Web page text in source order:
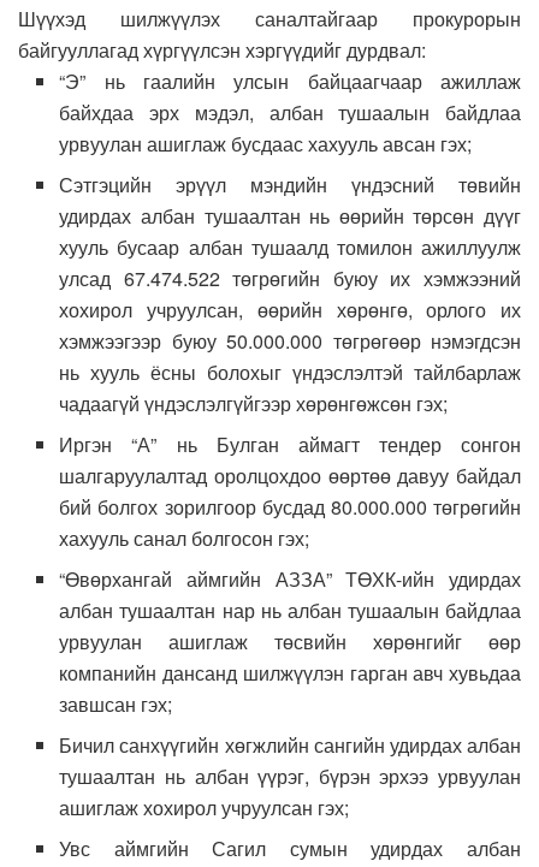
Шүүхэд шилжүүлэх саналтайгаар прокурорын
байгууллагад хүргүүлсэн хэргүүдийг дурдвал:
“Э” нь гаалийн улсын байцаагчаар ажиллаж
байхдаа эрх мэдэл, албан тушаалын байдлаа
урвуулан ашиглаж бусдаас хахууль авсан гэх;
Сэтгэцийн эрүүл мэндийн үндэсний төвийн
удирдах албан тушаалтан нь өөрийн төрсөн дүүг
хууль бусаар албан тушаалд томилон ажиллуулж
улсад 67.474.522 төгрөгийн буюу их хэмжээний
хохирол учруулсан, өөрийн хөрөнгө, орлого их
хэмжээгээр буюу 50.000.000 төгрөгөөр нэмэгдсэн
нь хууль ёсны болохыг үндэслэлтэй тайлбарлаж
чадаагүй үндэслэлгүйгээр хөрөнгөжсөн гэх;
Иргэн “А” нь Булган аймагт тендер сонгон
шалгаруулалтад оролцохдоо өөртөө давуу байдал
бий болгох зорилгоор бусдад 80.000.000 төгрөгийн
хахууль санал болгосон гэх;
“Өвөрхангай аймгийн АЗЗА” ТӨХК-ийн удирдах
албан тушаалтан нар нь албан тушаалын байдлаа
урвуулан ашиглаж төсвийн хөрөнгийг өөр
компанийн дансанд шилжүүлэн гарган авч хувьдаа
завшсан гэх;
Бичил санхүүгийн хөгжлийн сангийн удирдах албан
тушаалтан нь албан үүрэг, бүрэн эрхээ урвуулан
ашиглаж хохирол учруулсан гэх;
Увс аймгийн Сагил сумын удирдах албан